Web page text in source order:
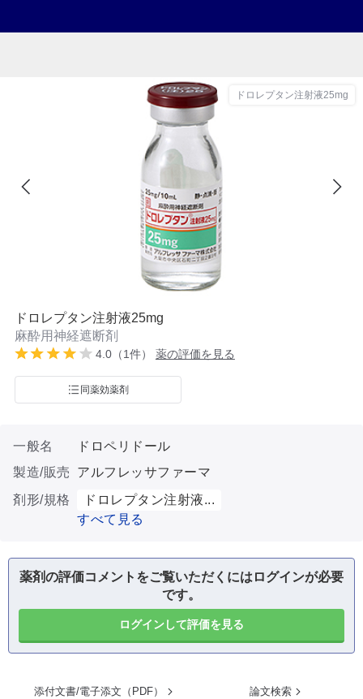
ドロレプタン注射液25mg
ドロレプタン注射液25mg
麻酔用神経遮断剤
4.0（1件） 薬の評価を見る
同薬効薬剤
一般名
ドロペリドール
製造/販売
アルフレッサファーマ
剤形/規格
ドロレプタン注射液...
すべて見る
薬剤の評価コメントをご覧いただくにはログインが必要
です。
ログインして評価を見る
添付文書/電子添文（PDF） 論文検索